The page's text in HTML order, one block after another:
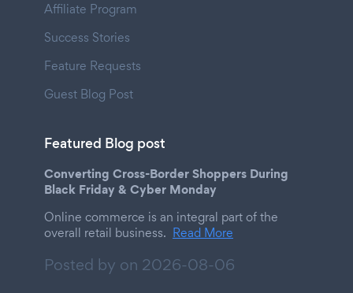
Affiliate Program
Success Stories
Feature Requests
Guest Blog Post
Featured Blog post
Converting Cross-Border Shoppers During
Black Friday & Cyber Monday
Online commerce is an integral part of the
overall retail business. Read More
Posted by on 2026-08-06